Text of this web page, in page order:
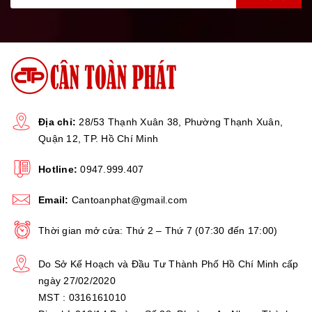
- Chức năngtrừ bìcân cơ bản bằng phím giúp cho
- Cân có chế độ
cân kéo dài thời gian hoạt động lên đến 72h.
dúng thời điểm để để bảo vệ tốt hơn cho PIN, đồng thời
cân còn cócông nghệ tự ngắt sạc khi sạc đầy
hạn chế tối đa chai pin do sạc pin quá mức.
THÔNG SỐ KỸ THUẬT:
Mức cân lớn
Bước nhảy
Địa chỉ: 28/53 Thạnh Xuân 38, Phường Thạnh Xuân,
Quận 12, TP. Hồ Chí Minh
Hotline: 0947.999.407
Email: Cantoanphat@gmail.com
Thời gian mở cửa: Thứ 2 – Thứ 7 (07:30 đến 17:00)
Do Sở Kế Hoạch và Đầu Tư Thành Phố Hồ Chí Minh cấp
ngày 27/02/2020
MST : 0316161010